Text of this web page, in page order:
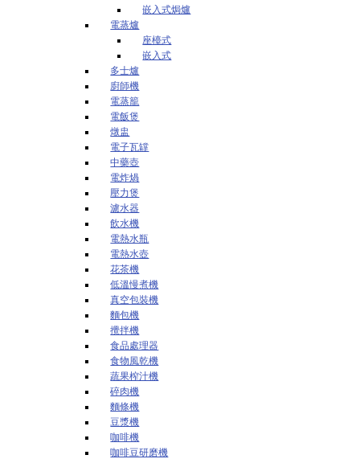
嵌入式焗爐
電蒸爐
座檯式
嵌入式
多士爐
廚師機
電蒸籠
電飯煲
燉盅
電子瓦罉
中藥壺
電炸煱
壓力煲
濾水器
飲水機
電熱水瓶
電熱水壺
花茶機
低溫慢煮機
真空包裝機
麵包機
攪拌機
食品處理器
食物風乾機
蔬果榨汁機
碎肉機
麵條機
豆漿機
咖啡機
咖啡豆研磨機